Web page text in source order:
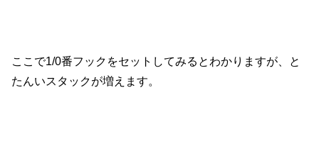
ここで1/0番フックをセットしてみるとわかりますが、と
たんいスタックが増えます。